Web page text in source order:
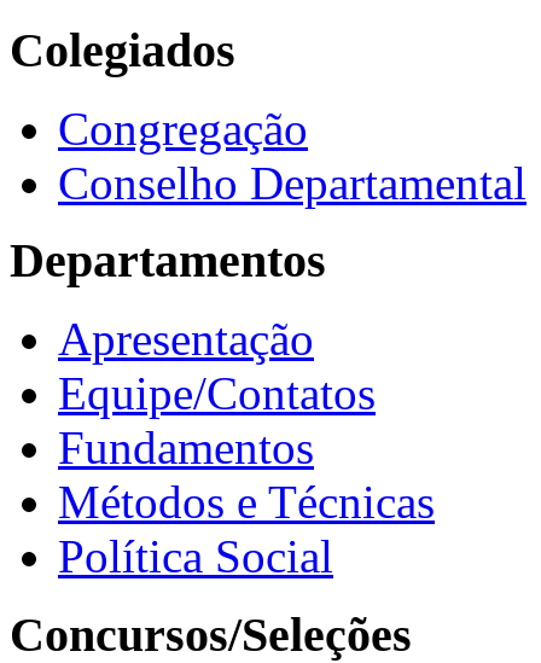
Colegiados
Congregação
Conselho Departamental
Departamentos
Apresentação
Equipe/Contatos
Fundamentos
Métodos e Técnicas
Política Social
Concursos/Seleções